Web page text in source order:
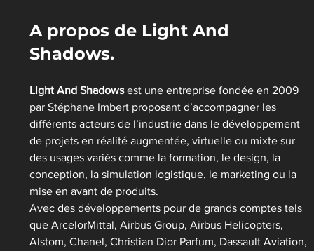
A propos de Light And
Shadows.
Light And Shadows est une entreprise fondée en 2009
par Stéphane Imbert proposant d’accompagner les
différents acteurs de l’industrie dans le développement
de projets en réalité augmentée, virtuelle ou mixte sur
des usages variés comme la formation, le design, la
conception, la simulation logistique, le marketing ou la
mise en avant de produits.
Avec des développements pour de grands comptes tels
que ArcelorMittal, Airbus Group, Airbus Helicopters,
Alstom, Chanel, Christian Dior Parfum, Dassault Aviation,